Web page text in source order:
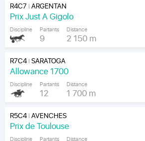
R4C7 |ARGENTAN
Prix Just A Gigolo
Discipline Partants
9
Distance
2 150 m
R7C4|SARATOGA
Allowance 1700
Discipline Partants
12
Distance
1 700 m
R5C4|AVENCHES
Prix de Toulouse
Discipline Partants Distance